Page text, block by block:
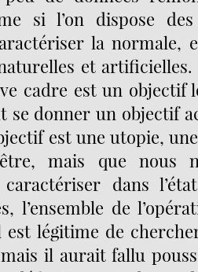
si l’on dispose
la normale,
et artificielles.
cadre est un objectif
se donner un objectif
est une utopie,
mais que nous
caractériser dans
l’ensemble de
légitime de
il aurait fallu